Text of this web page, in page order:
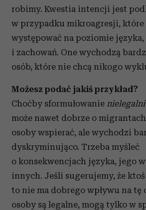
robimy. Kwestia intencji jest
w przypadku mikroagresji, które
występować na poziomie języka,
i zachowań. One wychodzą
osób, które nie chcą nikogo
Możesz podać jakiś przykład?
Choćby sformułowanie
może nawet dobrze o
osoby wspierać, ale wychodzi
dyskryminująco. Trzeba myśleć
o konsekwencjach języka, jego
innych. Jeśli sugerujemy, że
to nie ma dobrego wpływu na tę
osoby są legalne, mogą tylko w